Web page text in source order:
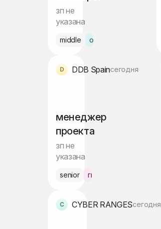
зп не
указана
middle офис Барселона
DDB Spainсегодня
менеджер
проекта
зп не
указана
senior гибрид Барселона
CYBER RANGESсегодня